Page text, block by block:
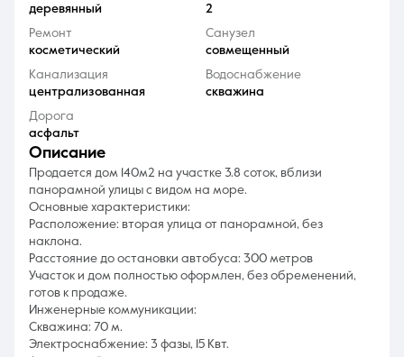
Ежедневно с 08:30 до 20:00
деревянный
2
Ремонт
косметический
Санузел
совмещенный
Канализация
централизованная
Водоснабжение
скважина
Дорога
асфальт
описание
Продается дом 140м2 на участке 3.8 соток, вблизи
панорамной улицы с видом на море.
Основные характеристики:
Расположение: вторая улица от панорамной, без
наклона.
Расстояние до остановки автобуса: 300 метров
Участок и дом полностью оформлен, без обременений,
готов к продаже.
Инженерные коммуникации:
Скважина: 70 м.
Электроснабжение: 3 фазы, 15 Квт.